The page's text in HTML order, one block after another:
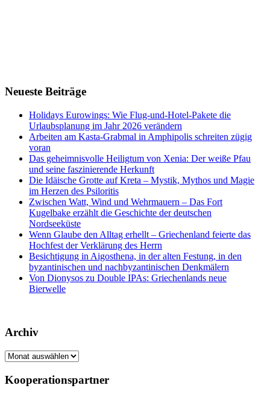
Neueste Beiträge
Holidays Eurowings: Wie Flug-und-Hotel-Pakete die
Urlaubsplanung im Jahr 2026 verändern
Arbeiten am Kasta-Grabmal in Amphipolis schreiten zügig
voran
Das geheimnisvolle Heiligtum von Xenia: Der weiße Pfau
und seine faszinierende Herkunft
Die Idäische Grotte auf Kreta – Mystik, Mythos und Magie
im Herzen des Psiloritis
Zwischen Watt, Wind und Wehrmauern – Das Fort
Kugelbake erzählt die Geschichte der deutschen
Nordseeküste
Wenn Glaube den Alltag erhellt – Griechenland feierte das
Hochfest der Verklärung des Herrn
Besichtigung in Aigosthena, in der alten Festung, in den
byzantinischen und nachbyzantinischen Denkmälern
Von Dionysos zu Double IPAs: Griechenlands neue
Bierwelle
Archiv
Archiv
Kooperationspartner